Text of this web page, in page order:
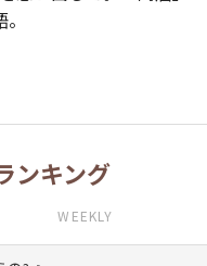
ンキング
WEEKLY